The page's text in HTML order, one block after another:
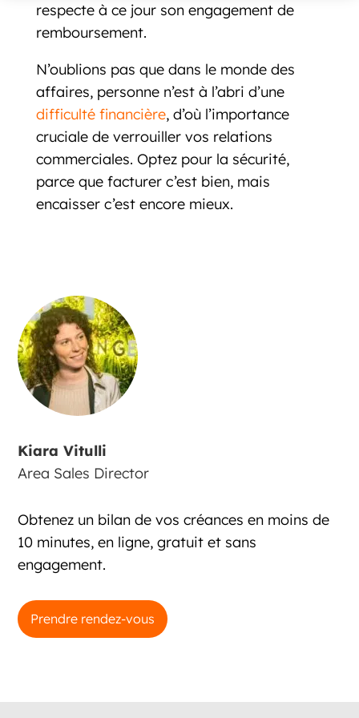
respecte à ce jour son engagement de
remboursement.
N’oublions pas que dans le monde des
affaires, personne n’est à l’abri d’une
difficulté financière, d’où l’importance
cruciale de verrouiller vos relations
commerciales. Optez pour la sécurité,
parce que facturer c’est bien, mais
encaisser c’est encore mieux.
Kiara Vitulli
Area Sales Director
Obtenez un bilan de vos créances en moins de
10 minutes, en ligne, gratuit et sans
engagement.
Prendre rendez-vous